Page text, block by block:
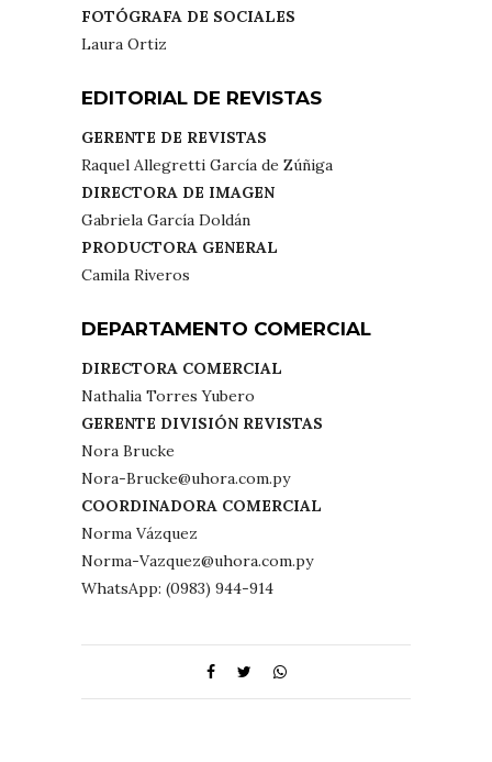
FOTÓGRAFA DE SOCIALES
Laura Ortiz
EDITORIAL DE REVISTAS
GERENTE DE REVISTAS
Raquel Allegretti García de Zúñiga
DIRECTORA DE IMAGEN
Gabriela García Doldán
PRODUCTORA GENERAL
Camila Riveros
DEPARTAMENTO COMERCIAL
DIRECTORA COMERCIAL
Nathalia Torres Yubero
GERENTE DIVISIÓN REVISTAS
Nora Brucke
Nora-Brucke@uhora.com.py
COORDINADORA COMERCIAL
Norma Vázquez
Norma-Vazquez@uhora.com.py
WhatsApp: (0983) 944-914